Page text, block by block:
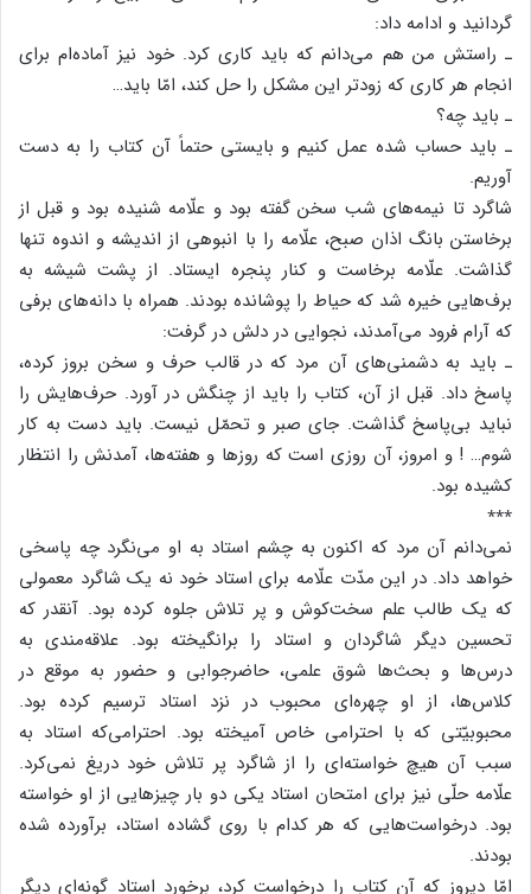
گردانید و ادامه داد:
ـ راستش من هم می‌دانم که باید کاری کرد. خود نیز آماده‌ام برای
انجام هر کاری که زودتر این مشکل را حل کند، امّا باید…
ـ باید چه؟
ـ باید حساب شده عمل کنیم و بایستی حتماً آن کتاب را به دست
آوریم.
شاگرد تا نیمه‌های شب سخن گفته بود و علّامه شنیده بود و قبل از
برخاستن بانگ اذان صبح، علّامه را با انبوهی از اندیشه و اندوه تنها
گذاشت. علّامه برخاست و کنار پنجره ایستاد. از پشت شیشه به
برف‌هایی خیره شد که حیاط را پوشانده بودند. همراه با دانه‌های برفی
که آرام فرود می‌آمدند، نجوایی در دلش در گرفت:
ـ باید به دشمنی‌های آن مرد که در قالب حرف و سخن بروز کرده،
پاسخ داد. قبل از آن، کتاب را باید از چنگش در آورد. حرف‌هایش را
نباید بی‌پاسخ گذاشت. جای صبر و تحمّل نیست. باید دست به کار
شوم… ! و امروز، آن روزی است که روزها و هفته‌ها، آمدنش را انتظار
کشیده بود.
٭٭٭
نمی‌دانم آن مرد که اکنون به چشم استاد به او می‌نگرد چه پاسخی
خواهد داد. در این مدّت علّامه برای استاد خود نه یک شاگرد معمولی
که یک طالب علم سخت‌کوش و پر تلاش جلوه کرده بود. آنقدر که
تحسین دیگر شاگردان و استاد را برانگیخته بود. علاقه‌مندی به
درس‌ها و بحث‌ها شوق علمی، حاضرجوابی و حضور به موقع در
کلاس‌ها، از او چهره‌ای محبوب در نزد استاد ترسیم کرده بود.
محبوبیّتی که با احترامی خاص آمیخته بود. احترامی‌که استاد به
سبب آن هیچ خواسته‌ای را از شاگرد پر تلاش خود دریغ نمی‌کرد.
علّامه حلّی نیز برای امتحان استاد یکی دو بار چیزهایی از او خواسته
بود. درخواست‌هایی که هر کدام با روی گشاده استاد، برآورده شده
بودند.
امّا دیروز که آن کتاب را درخواست کرد، برخورد استاد گونه‌ای دیگر